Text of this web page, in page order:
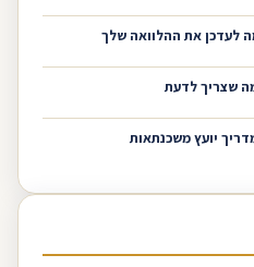
לעדכן את ההלוואה שלך
שצריך לדעת
יועץ משכנתאות